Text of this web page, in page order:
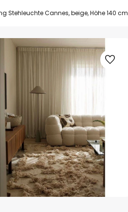
Stehleuchte Cannes, beige, Höhe 140 cm